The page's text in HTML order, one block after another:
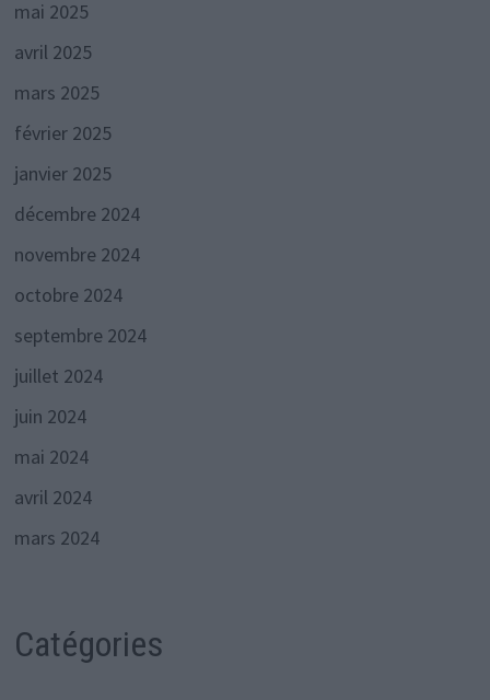
mai 2025
avril 2025
mars 2025
février 2025
janvier 2025
décembre 2024
novembre 2024
octobre 2024
septembre 2024
juillet 2024
juin 2024
mai 2024
avril 2024
mars 2024
Catégories